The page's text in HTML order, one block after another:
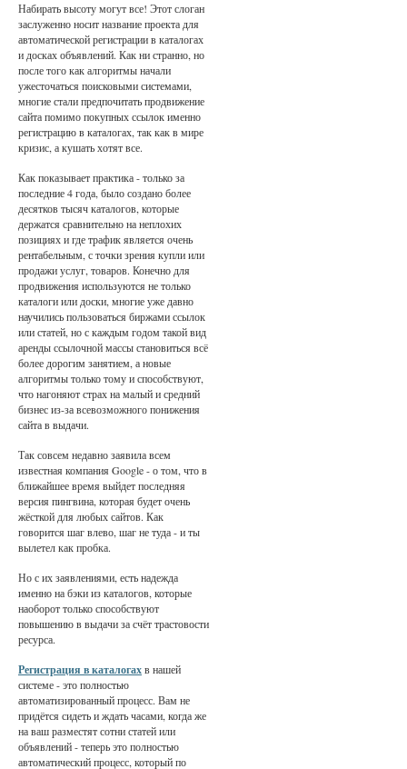
Набирать высоту могут все! Этот слоган
заслуженно носит название проекта для
автоматической регистрации в каталогах
и досках объявлений. Как ни странно, но
после того как алгоритмы начали
ужесточаться поисковыми системами,
многие стали предпочитать продвижение
сайта помимо покупных ссылок именно
регистрацию в каталогах, так как в мире
кризис, а кушать хотят все.
Как показывает практика - только за
последние 4 года, было создано более
десятков тысяч каталогов, которые
держатся сравнительно на неплохих
позициях и где трафик является очень
рентабельным, с точки зрения купли или
продажи услуг, товаров. Конечно для
продвижения используются не только
каталоги или доски, многие уже давно
научились пользоваться биржами ссылок
или статей, но с каждым годом такой вид
аренды ссылочной массы становиться всё
более дорогим занятием, а новые
алгоритмы только тому и способствуют,
что нагоняют страх на малый и средний
бизнес из-за всевозможного понижения
сайта в выдачи.
Так совсем недавно заявила всем
известная компания Google - о том, что в
ближайшее время выйдет последняя
версия пингвина, которая будет очень
жёсткой для любых сайтов. Как
говорится шаг влево, шаг не туда - и ты
вылетел как пробка.
Но с их заявлениями, есть надежда
именно на бэки из каталогов, которые
наоборот только способствуют
повышению в выдачи за счёт трастовости
ресурса.
Регистрация в каталогахв нашей
системе - это полностью
автоматизированный процесс. Вам не
придётся сидеть и ждать часами, когда же
на ваш разместят сотни статей или
объявлений - теперь это полностью
автоматический процесс, который по